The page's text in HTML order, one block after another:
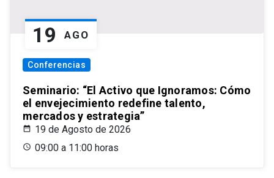
19 AGO
Conferencias
Seminario: “El Activo que Ignoramos: Cómo
el envejecimiento redefine talento,
mercados y estrategia”
19 de Agosto de 2026
09:00 a 11:00 horas